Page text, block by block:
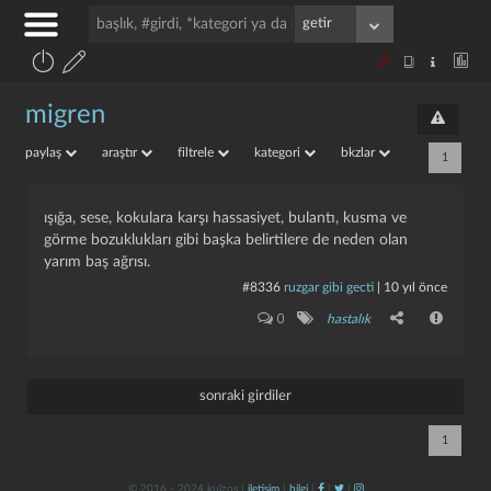
migren
paylaş araştır filtrele kategori bkzlar 1
ışığa, sese, kokulara karşı hassasiyet, bulantı, kusma ve
görme bozuklukları gibi başka belirtilere de neden olan
yarım baş ağrısı.
#8336 ruzgar gibi gecti 10 yıl önce
0 hastalık
sonraki girdiler
1
© 2016 - 2024 kulzos | iletişim| bilgi| | |